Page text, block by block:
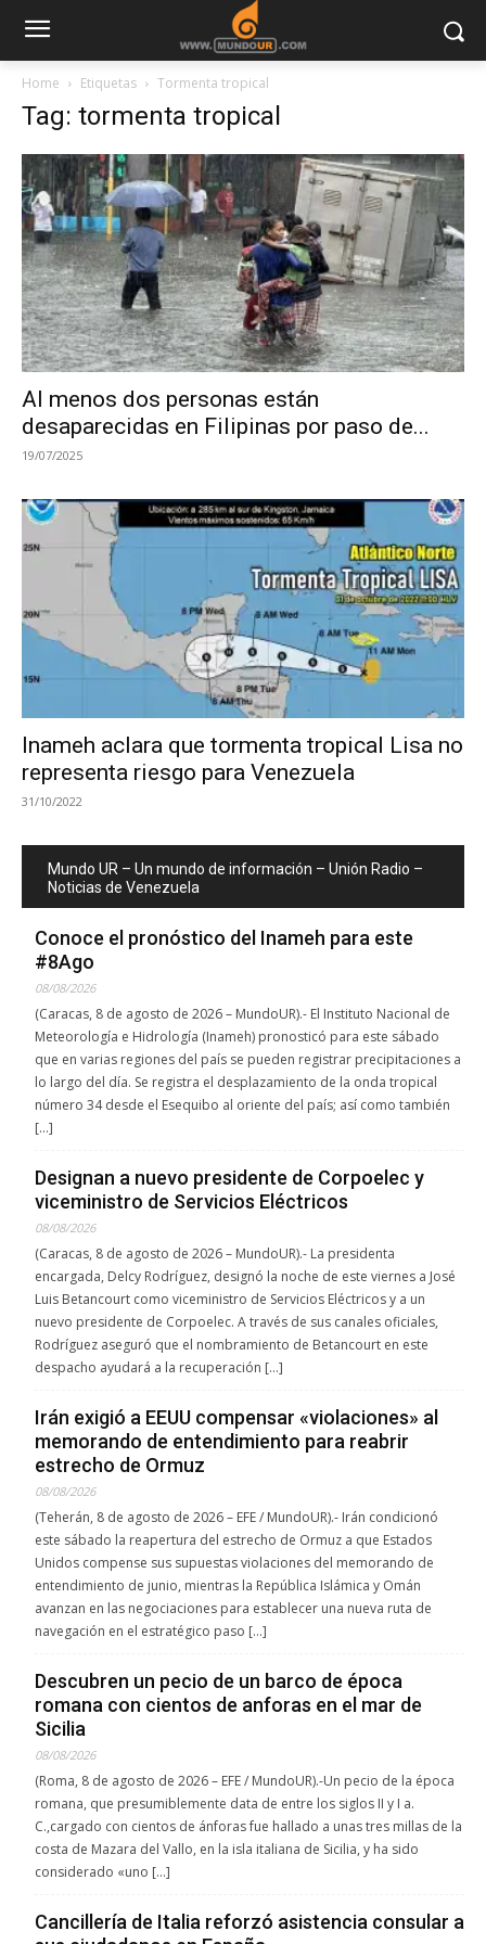
Home Etiquetas Tormenta tropical
Tag: tormenta tropical
Al menos dos personas están
desaparecidas en Filipinas por paso de...
19/07/2025
Inameh aclara que tormenta tropical Lisa no
representa riesgo para Venezuela
31/10/2022
Mundo UR – Un mundo de información – Unión Radio –
Noticias de Venezuela
Conoce el pronóstico del Inameh para este
#8Ago
08/08/2026
(Caracas, 8 de agosto de 2026 – MundoUR).- El Instituto Nacional de
Meteorología e Hidrología (Inameh) pronosticó para este sábado
que en varias regiones del país se pueden registrar precipitaciones a
lo largo del día. Se registra el desplazamiento de la onda tropical
número 34 desde el Esequibo al oriente del país; así como también
[…]
Designan a nuevo presidente de Corpoelec y
viceministro de Servicios Eléctricos
08/08/2026
(Caracas, 8 de agosto de 2026 – MundoUR).- La presidenta
encargada, Delcy Rodríguez, designó la noche de este viernes a José
Luis Betancourt como viceministro de Servicios Eléctricos y a un
nuevo presidente de Corpoelec. A través de sus canales oficiales,
Rodríguez aseguró que el nombramiento de Betancourt en este
despacho ayudará a la recuperación […]
Irán exigió a EEUU compensar «violaciones» al
memorando de entendimiento para reabrir
estrecho de Ormuz
08/08/2026
(Teherán, 8 de agosto de 2026 – EFE / MundoUR).- Irán condicionó
este sábado la reapertura del estrecho de Ormuz a que Estados
Unidos compense sus supuestas violaciones del memorando de
entendimiento de junio, mientras la República Islámica y Omán
avanzan en las negociaciones para establecer una nueva ruta de
navegación en el estratégico paso […]
Descubren un pecio de un barco de época
romana con cientos de anforas en el mar de
Sicilia
08/08/2026
(Roma, 8 de agosto de 2026 – EFE / MundoUR).-Un pecio de la época
romana, que presumiblemente data de entre los siglos II y I a.
C.,cargado con cientos de ánforas fue hallado a unas tres millas de la
costa de Mazara del Vallo, en la isla italiana de Sicilia, y ha sido
considerado «uno […]
Cancillería de Italia reforzó asistencia consular a